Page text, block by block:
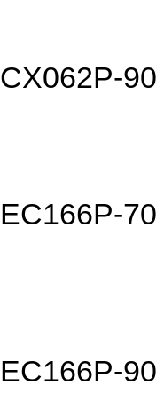
CX062P-90
EC166P-70
EC166P-90